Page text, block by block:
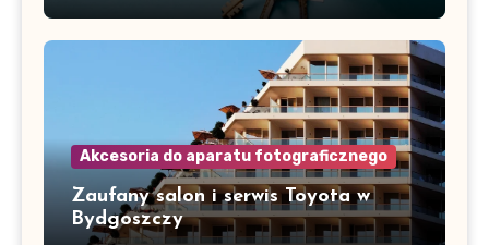
Akcesoria do aparatu fotograficznego
Zaufany salon i serwis Toyota w
Bydgoszczy